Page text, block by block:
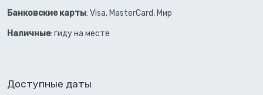
Банковские карты: Visa, MasterCard, Мир
Наличные: гиду на месте
Доступные даты